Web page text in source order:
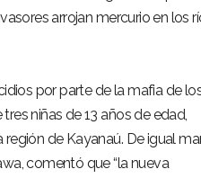
arrojan mercurio en los
por parte de la mafia de
niñas de 13 años de edad,
de Kayanaú. De igual
comentó que “la nueva